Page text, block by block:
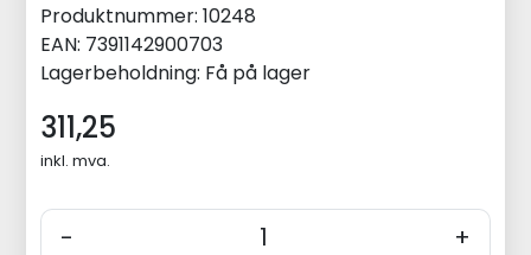
Produktnummer: 10248
EAN: 7391142900703
Lagerbeholdning: Få på lager
311,25
inkl. mva.
- +